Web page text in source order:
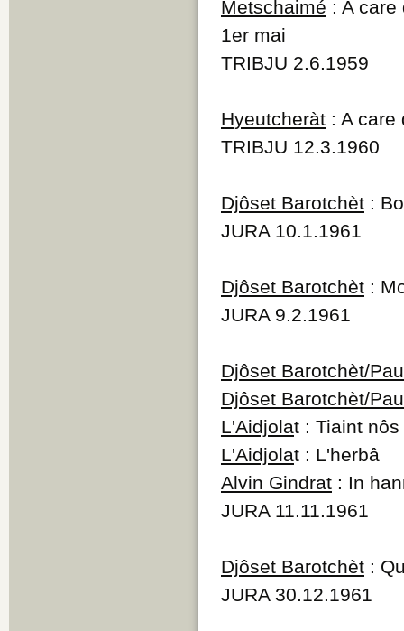
Metschaimé : A
1er mai
TRIBJU 2.6.1959
Hyeutcheràt : A care
TRIBJU 12.3.1960
Djôset Barotchèt :
JURA 10.1.1961
Djôset Barotchèt :
JURA 9.2.1961
Djôset Barotchèt/
Djôset Barotchèt/
L'Aidjolat : Tiaint
L'Aidjolat : L'herbâ
Alvin Gindrat : In
JURA 11.11.1961
Djôset Barotchèt :
JURA 30.12.1961